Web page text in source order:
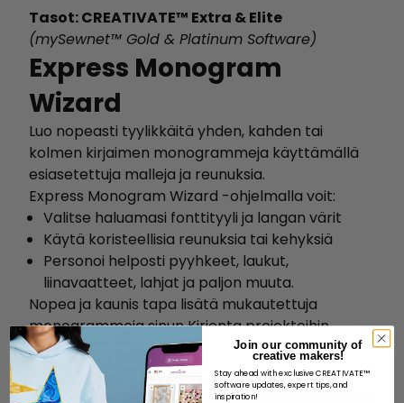
Tasot: CREATIVATE™ Extra & Elite
(mySewnet™ Gold & Platinum Software)
Express Monogram
Wizard
Luo nopeasti tyylikkäitä yhden, kahden tai
kolmen kirjaimen monogrammeja käyttämällä
esiasetettuja malleja ja reunuksia.
Express Monogram Wizard -ohjelmalla voit:
Valitse haluamasi fonttityyli ja langan värit
Käytä koristeellisia reunuksia tai kehyksiä
Personoi helposti pyyhkeet, laukut,
liinavaatteet, lahjat ja paljon muuta.
Nopea ja kaunis tapa lisätä mukautettuja
monogrammeja sinun Kirjonta projekteihin.
Resurssit
Express Monogram Wizard (PDF)
Join our community of
creative makers!
Stay ahead with exclusive CREATIVATE™
software updates, expert tips, and
inspiration!